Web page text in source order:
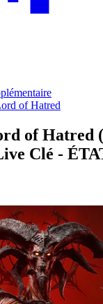
of Hatred
of Hatred
Clé -